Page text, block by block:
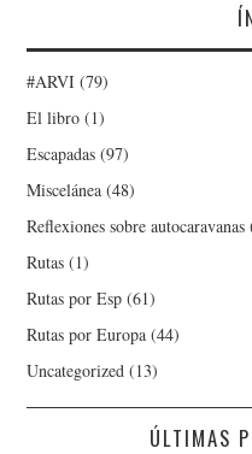
#ARVI (79)
El libro (1)
Escapadas (97)
Miscelánea (48)
Reflexiones sobre autocaravanas
Rutas (1)
Rutas por Esp (61)
Rutas por Europa (44)
Uncategorized (13)
ÚLTIMAS